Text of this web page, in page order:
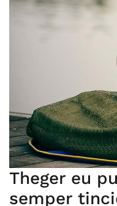
Theger eu
semper